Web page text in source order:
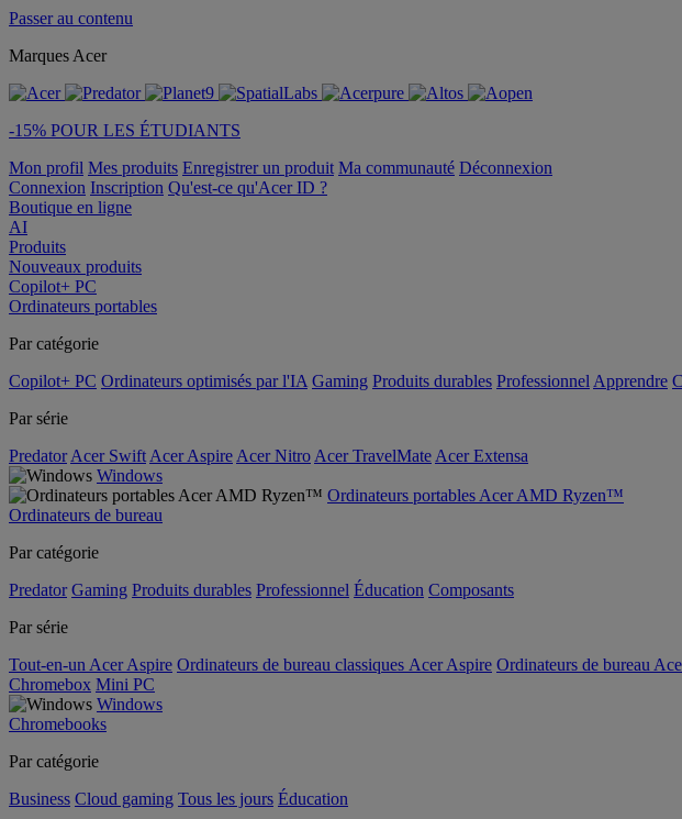
Passer au contenu
Marques Acer
-15% POUR LES ÉTUDIANTS
Mon profil Mes produits Enregistrer un produit Ma communauté Déconnexion
Connexion Inscription Qu'est-ce qu'Acer ID ?
Boutique en ligne
AI
Produits
Nouveaux produits
Copilot+ PC
Ordinateurs portables
Par catégorie
Copilot+ PC Ordinateurs optimisés par l'IA Gaming Produits durables Professionnel Apprendre
Par série
Predator Acer Swift Acer Aspire Acer Nitro Acer TravelMate Acer Extensa
Windows
Ordinateurs portables Acer AMD Ryzen™
Ordinateurs de bureau
Par catégorie
Predator Gaming Produits durables Professionnel Éducation Composants
Par série
Tout-en-un Acer Aspire Ordinateurs de bureau classiques Acer Aspire Ordinateurs de bureau
Chromebox Mini PC
Windows
Chromebooks
Par catégorie
Business Cloud gaming Tous les jours Éducation